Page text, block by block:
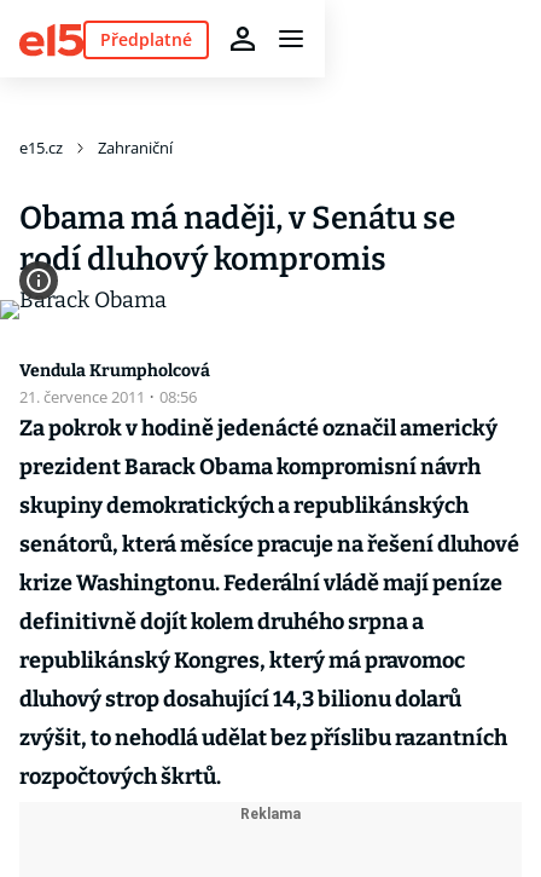
Předplatné
e15.cz Zahraniční
Obama má naději, v Senátu se
rodí dluhový kompromis
Vendula Krumpholcová
21. července 2011 · 08:56
Za pokrok v hodině jedenácté označil americký
prezident Barack Obama kompromisní návrh
skupiny demokratických a republikánských
senátorů, která měsíce pracuje na řešení dluhové
krize Washingtonu. Federální vládě mají peníze
definitivně dojít kolem druhého srpna a
republikánský Kongres, který má pravomoc
dluhový strop dosahující 14,3 bilionu dolarů
zvýšit, to nehodlá udělat bez příslibu razantních
rozpočtových škrtů.